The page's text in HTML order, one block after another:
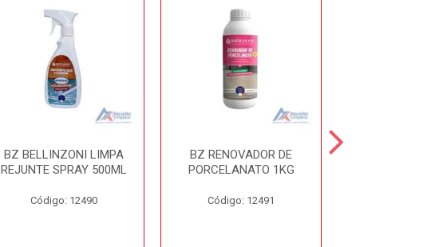
BZ BELLINZONI LIMPA
REJUNTE SPRAY 500ML
Código: 12490
BZ RENOVADOR DE
PORCELANATO 1KG
Código: 12491